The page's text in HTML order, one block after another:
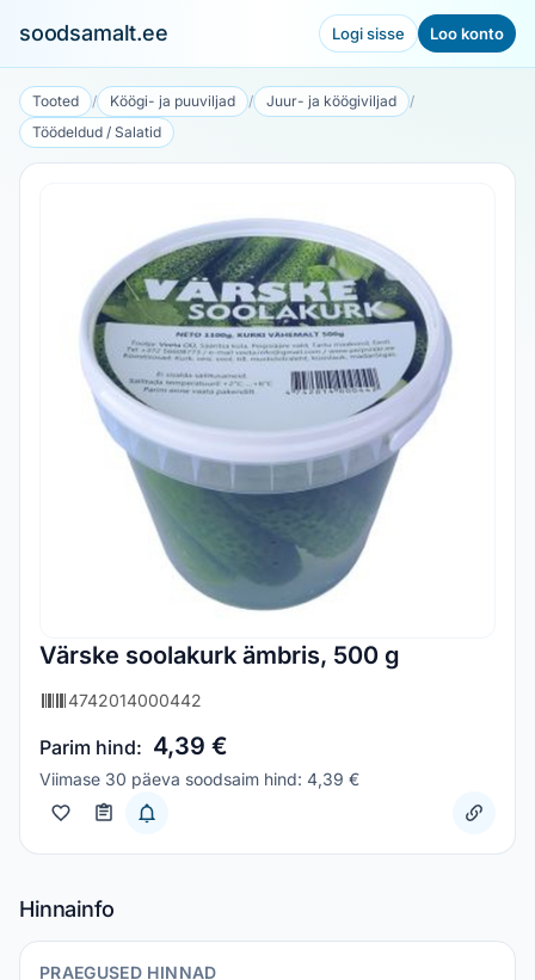
soodsamalt.ee Logi sisse Loo konto
Tooted / Köögi- ja puuviljad / Juur- ja köögiviljad
/
Töödeldud / Salatid
Värske soolakurk ämbris, 500 g
4742014000442
Parim hind: 4,39 €
Viimase 30 päeva soodsaim hind: 4,39 €
Hinnainfo
PRAEGUSED HINNAD